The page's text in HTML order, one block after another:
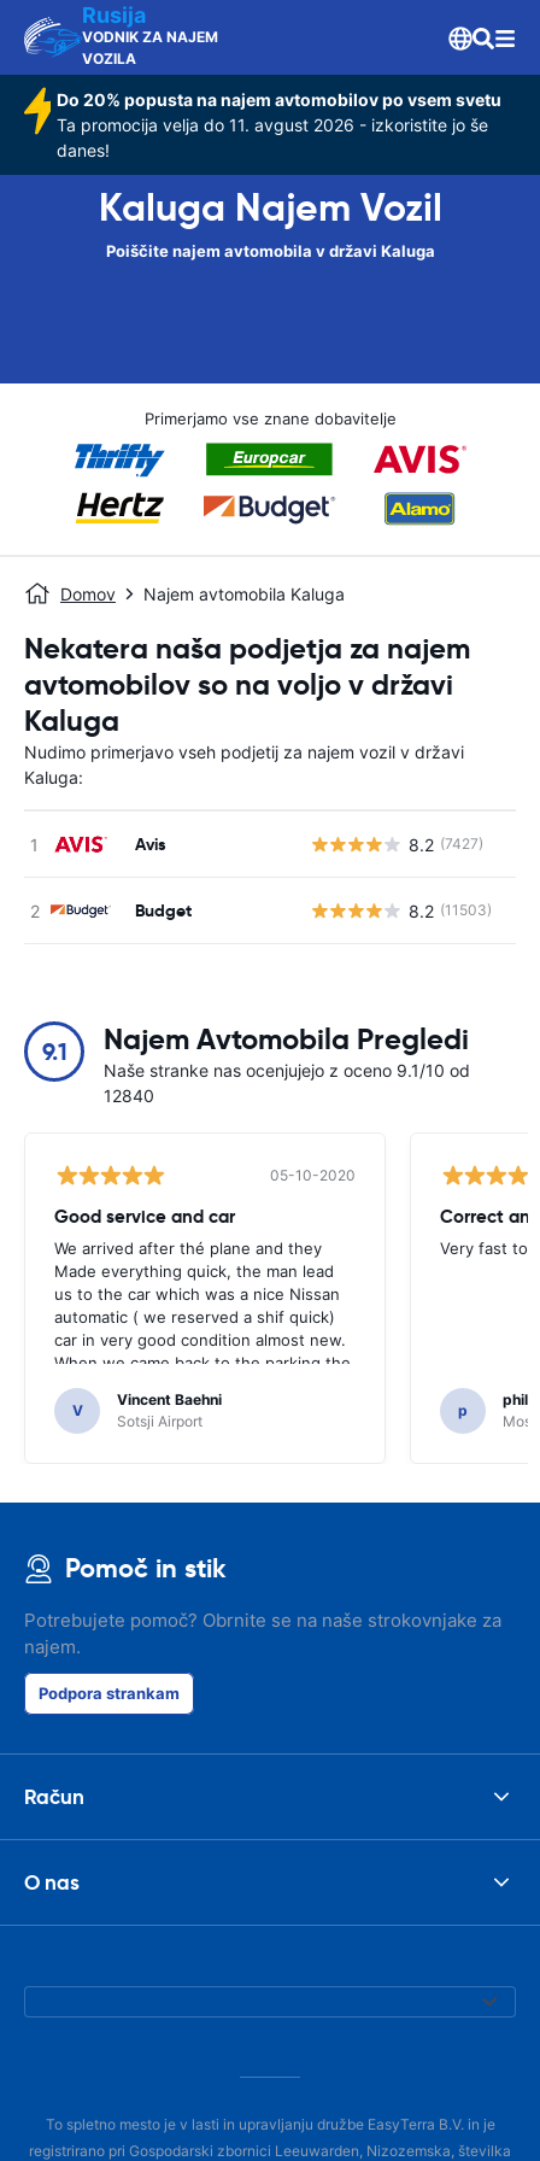
Rusija
VODNIK ZA NAJEM
VOZILA
Do 20% popusta na najem avtomobilov po vsem svetu
Ta promocija velja do 11. avgust 2026 - izkoristite jo še
danes!
Kaluga Najem Vozil
Poiščite najem avtomobila v državi Kaluga
Primerjamo vse znane dobavitelje
Domov Najem avtomobila Kaluga
Nekatera naša podjetja za najem
avtomobilov so na voljo v državi
Kaluga
Nudimo primerjavo vseh podjetij za najem vozil v državi
Kaluga:
Avis 8.2 (7427)
Budget 8.2 (11503)
9.1 Najem Avtomobila Pregledi
Naše stranke nas ocenjujejo z oceno 9.1/10 od
12840
05-10-2020
Good service and car
We arrived after thé plane and they
Made everything quick, the man lead
us to the car which was a nice Nissan
automatic ( we reserved a shif quick)
car in very good condition almost new.
When we came back to the parking the
same man came in 5 minutes and after
a quick check we left. Very friendly and
nice. We can only recommand this
V
Vincent Baehni
Sotsji Airport
Correct
Very fast to
p
Pomoč in stik
Potrebujete pomoč? Obrnite se na naše strokovnjake za
najem.
Podpora strankam
Račun
O nas
To spletno mesto je v lasti in upravljanju družbe EasyTerra B.V. in je
registrirano pri Gospodarski zbornici Leeuwarden, Nizozemska, številka